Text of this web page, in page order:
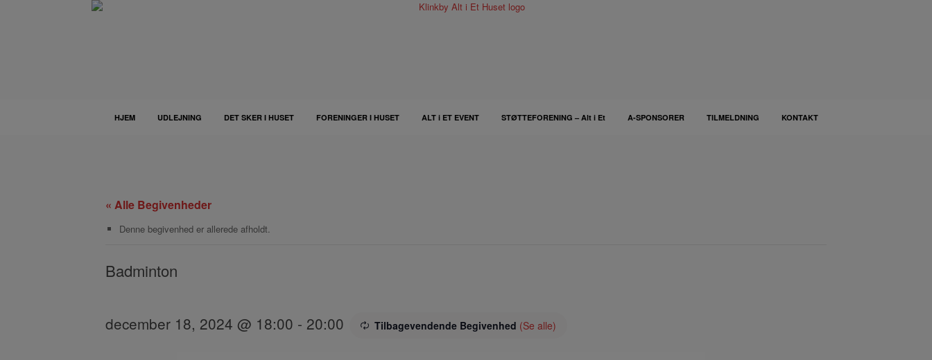
HJEM UDLEJNING DET SKER I HUSET FORENINGER I HUSET ALT i ET EVENT STØTTEFORENING – Alt i Et A-SPONSORER TILMELDNING KONTAKT
« Alle Begivenheder
Denne begivenhed er allerede afholdt.
Badminton
december 18, 2024 @ 18:00 - 20:00 Tilbagevendende Begivenhed (Se alle)